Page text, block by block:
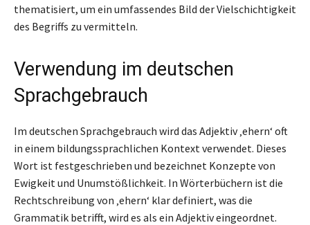
thematisiert, um ein umfassendes Bild der Vielschichtigkeit
des Begriffs zu vermitteln.
Verwendung im deutschen
Sprachgebrauch
Im deutschen Sprachgebrauch wird das Adjektiv ‚ehern‘ oft
in einem bildungssprachlichen Kontext verwendet. Dieses
Wort ist festgeschrieben und bezeichnet Konzepte von
Ewigkeit und Unumstößlichkeit. In Wörterbüchern ist die
Rechtschreibung von ‚ehern‘ klar definiert, was die
Grammatik betrifft, wird es als ein Adjektiv eingeordnet.